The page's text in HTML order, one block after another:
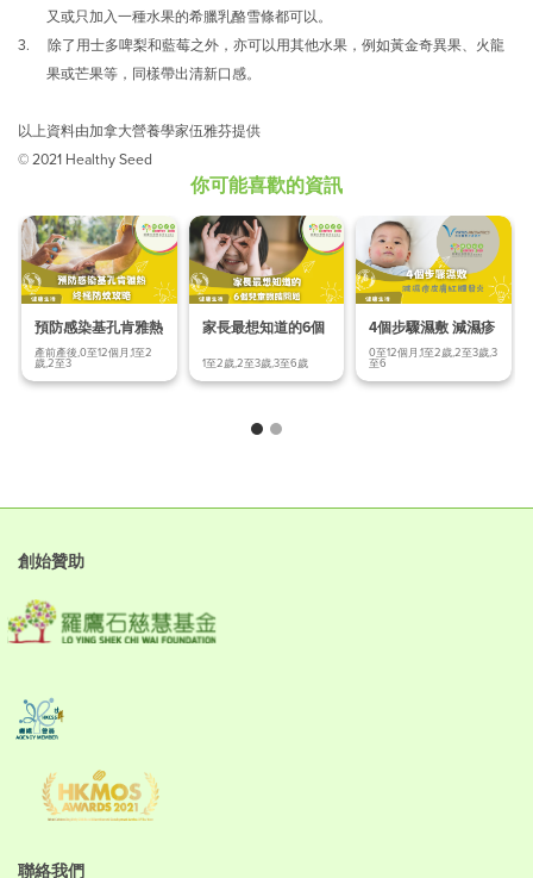
又或只加入一種水果的希臘乳酪雪條都可以。
3. 除了用士多啤梨和藍莓之外，亦可以用其他水果，例如黃金奇異果、火龍
果或芒果等，同樣帶出清新口感。
以上資料由加拿大營養學家伍雅芬提供
© 2021 Healthy Seed
你可能喜歡的資訊
預防感染基孔肯雅熱
終極防蚊
產前產後,0至12個月,1至2
歲,2至3
家長最想知道的6個
1至2歲,2至3歲,3至6歲
4個步驟濕敷 減濕疹
皮膚紅腫發炎
0至12個月,1至2歲,2至3歲,3
至6
創始贊助
聯絡我們